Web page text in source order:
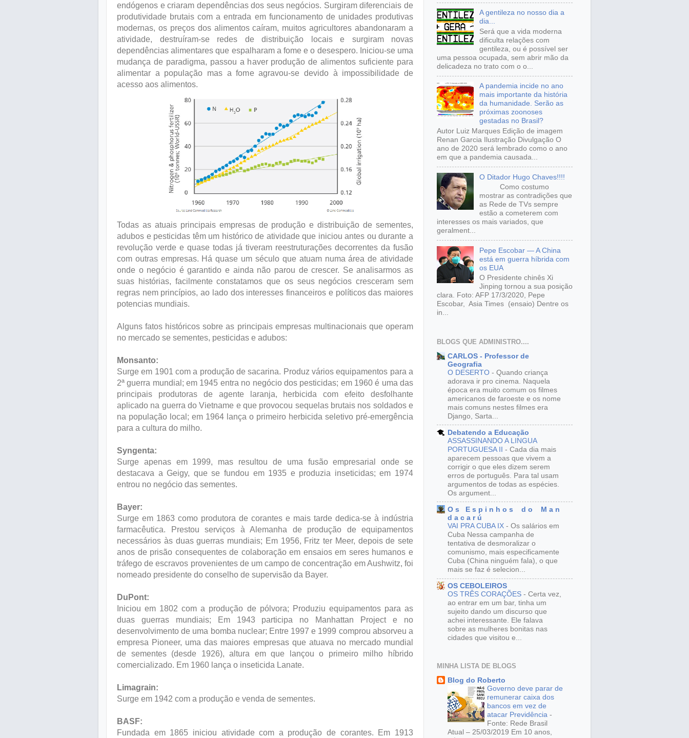
endógenos e criaram dependências dos seus negócios. Surgiram diferenciais de
produtividade brutais com a entrada em funcionamento de unidades produtivas
modernas, os preços dos alimentos caíram, muitos agricultores abandonaram a
atividade, destruíram-se redes de distribuição locais e surgiram novas
dependências alimentares que espalharam a fome e o desespero. Iniciou-se uma
mudança de paradigma, passou a haver produção de alimentos suficiente para
alimentar a população mas a fome agravou-se devido à impossibilidade de
acesso aos alimentos.
Todas as atuais principais empresas de produção e distribuição de sementes,
adubos e pesticidas têm um histórico de atividade que iniciou antes ou durante a
revolução verde e quase todas já tiveram reestruturações decorrentes da fusão
com outras empresas. Há quase um século que atuam numa área de atividade
onde o negócio é garantido e ainda não parou de crescer. Se analisarmos as
suas histórias, facilmente constatamos que os seus negócios cresceram sem
regras nem princípios, ao lado dos interesses financeiros e políticos das maiores
potencias mundiais.
Alguns fatos históricos sobre as principais empresas multinacionais que operam
no mercado se sementes, pesticidas e adubos:
Monsanto:
Surge em 1901 com a produção de sacarina. Produz vários equipamentos para a
2ª guerra mundial; em 1945 entra no negócio dos pesticidas; em 1960 é uma das
principais produtoras de agente laranja, herbicida com efeito desfolhante
aplicado na guerra do Vietname e que provocou sequelas brutais nos soldados e
na população local; em 1964 lança o primeiro herbicida seletivo pré-emergência
para a cultura do milho.
Syngenta:
Surge apenas em 1999, mas resultou de uma fusão empresarial onde se
destacava a Geigy, que se fundou em 1935 e produzia inseticidas; em 1974
entrou no negócio das sementes.
Bayer:
Surge em 1863 como produtora de corantes e mais tarde dedica-se à indústria
farmacêutica. Prestou serviços à Alemanha de produção de equipamentos
necessários às duas guerras mundiais; Em 1956, Fritz ter Meer, depois de sete
anos de prisão consequentes de colaboração em ensaios em seres humanos e
tráfego de escravos provenientes de um campo de concentração em Aushwitz, foi
nomeado presidente do conselho de supervisão da Bayer.
DuPont:
Iniciou em 1802 com a produção de pólvora; Produziu equipamentos para as
duas guerras mundiais; Em 1943 participa no Manhattan Project e no
desenvolvimento de uma bomba nuclear; Entre 1997 e 1999 comprou absorveu a
empresa Pioneer, uma das maiores empresas que atuava no mercado mundial
de sementes (desde 1926), altura em que lançou o primeiro milho híbrido
comercializado. Em 1960 lança o inseticida Lanate.
Limagrain:
Surge em 1942 com a produção e venda de sementes.
BASF:
Fundada em 1865 iniciou atividade com a produção de corantes. Em 1913
A gentileza no nosso dia a
dia...
Será que a vida moderna
dificulta relações com
gentileza, ou é possível ser
uma pessoa ocupada, sem abrir mão da
delicadeza no trato com o o...
A pandemia incide no ano
mais importante da história
da humanidade. Serão as
próximas zoonoses
gestadas no Brasil?
Autor Luiz Marques Edição de imagem
Renan Garcia Ilustração Divulgação O
ano de 2020 será lembrado como o ano
em que a pandemia causada...
O Ditador Hugo Chaves!!!!
Como costumo
mostrar as contradições que
as Rede de TVs sempre
estão a cometerem com
interesses os mais variados, que
geralment...
Pepe Escobar — A China
está em guerra híbrida com
os EUA
O Presidente chinês Xi
Jinping tornou a sua posição
clara. Foto: AFP 17/3/2020, Pepe
Escobar, Asia Times (ensaio) Dentre os
in...
BLOGS QUE ADMINISTRO....
CARLOS - Professor de
Geografia
O DESERTO - Quando criança
adorava ir pro cinema. Naquela
época era muito comum os filmes
americanos de faroeste e os nome
mais comuns nestes filmes era
Django, Sarta...
Debatendo a Educação
ASSASSINANDO A LINGUA
PORTUGUESA II - Cada dia mais
aparecem pessoas que vivem a
corrigir o que eles dizem serem
erros de português. Para tal usam
argumentos de todas as espécies.
Os argument...
O s E s p i n h o s d o M a n
d a c a r ú
VAI PRA CUBA IX - Os salários em
Cuba Nessa campanha de
tentativa de desmoralizar o
comunismo, mais especificamente
Cuba (China ninguém fala), o que
mais se faz é selecion...
OS CEBOLEIROS
OS TRÊS CORAÇÕES - Certa vez,
ao entrar em um bar, tinha um
sujeito dando um discurso que
achei interessante. Ele falava
sobre as mulheres bonitas nas
cidades que visitou e...
MINHA LISTA DE BLOGS
Blog do Roberto
Governo deve parar de
remunerar caixa dos
bancos em vez de
atacar Previdência -
Fonte: Rede Brasil
Atual – 25/03/2019 Em 10 anos,